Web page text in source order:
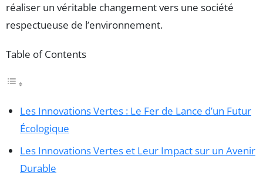
réaliser un véritable changement vers une société
respectueuse de l’environnement.
Table of Contents
Les Innovations Vertes : Le Fer de Lance d’un Futur
Écologique
Les Innovations Vertes et Leur Impact sur un Avenir
Durable